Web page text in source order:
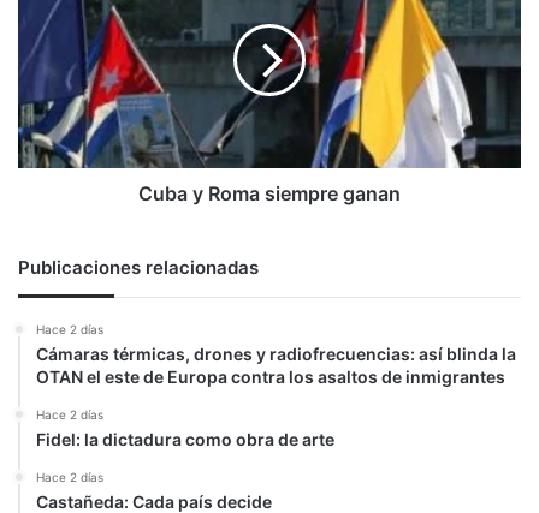
Roma
siempre
ganan
Cuba y Roma siempre ganan
Publicaciones relacionadas
Hace 2 días
Cámaras térmicas, drones y radiofrecuencias: así blinda la
OTAN el este de Europa contra los asaltos de inmigrantes
Hace 2 días
Fidel: la dictadura como obra de arte
Hace 2 días
Castañeda: Cada país decide